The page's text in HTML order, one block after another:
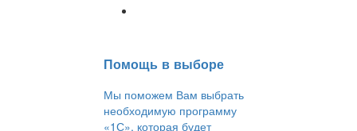
Помощь в выборе
Мы поможем Вам выбрать
необходимую программу
«1С», которая будет